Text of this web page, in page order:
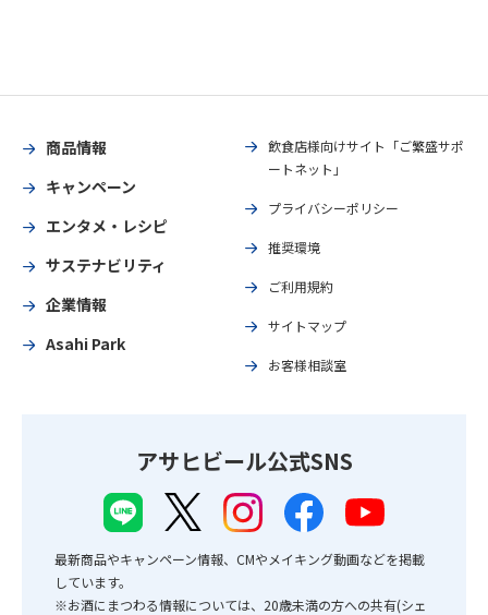
商品情報
キャンペーン
エンタメ・レシピ
サステナビリティ
企業情報
Asahi Park
飲食店様向けサイト「ご繁盛サポ
ートネット」
プライバシーポリシー
推奨環境
ご利用規約
サイトマップ
お客様相談室
アサヒビール公式SNS
最新商品やキャンペーン情報、CMやメイキング動画などを掲載
しています。
※お酒にまつわる情報については、20歳未満の方への共有(シェ